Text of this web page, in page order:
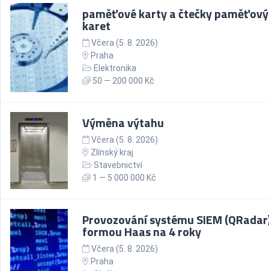
paměťové karty a čtečky
karet
Včera (5. 8. 2026)
Praha
Elektronika
50 — 200 000 Kč
Výměna výtahu
Včera (5. 8. 2026)
Zlínský kraj
Stavebnictví
1 — 5 000 000 Kč
Provozování systému SIEM
formou Haas na 4 roky
Včera (5. 8. 2026)
Praha